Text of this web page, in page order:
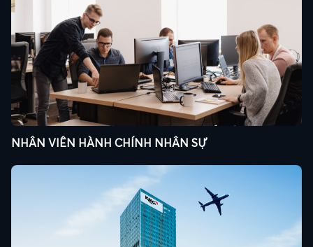
NHÂN VIÊN HÀNH CHÍNH NHÂN SỰ